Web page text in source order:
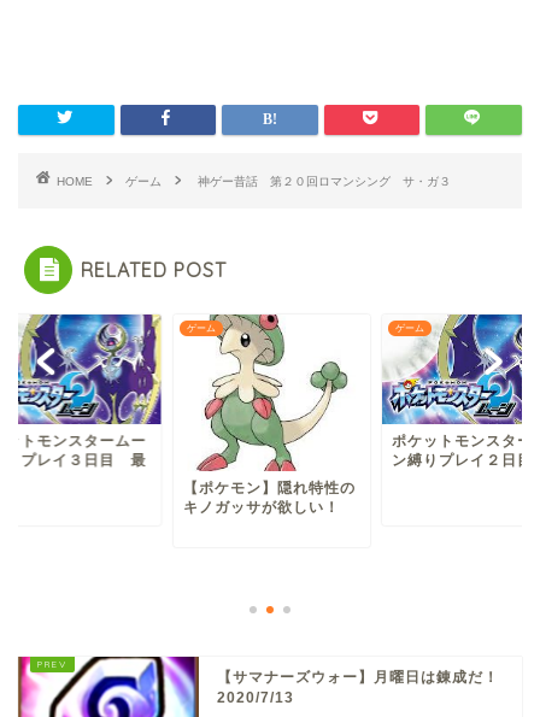
HOME ゲーム 神ゲー昔話 第２０回ロマンシング サ・ガ３
RELATED POST
ットモンスタームー
りプレイ３日目 最
ゲーム
【ポケモン】隠れ特性の
キノガッサが欲しい！
ゲーム
ポケットモンスター
ン縛りプレイ２日目
【サマナーズウォー】月曜日は錬成だ！
2020/7/13